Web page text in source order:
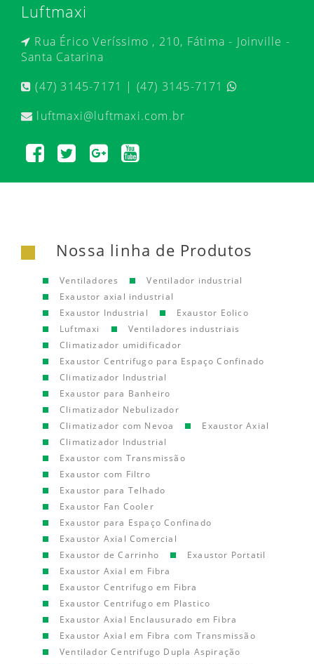
Luftmaxi
Rua Érico Veríssimo , 210, Fátima - Joinville -
Santa Catarina
(47) 3145-7171 | (47) 3145-7171
luftmaxi@luftmaxi.com.br
Nossa linha de Produtos
Ventiladores
Ventilador industrial
Exaustor axial industrial
Exaustor Industrial
Exaustor Eolico
Luftmaxi
Ventiladores industriais
Climatizador umidificador
Exaustor Centrifugo para Espaço Confinado
Climatizador Industrial
Exaustor para Banheiro
Climatizador Nebulizador
Climatizador com Nevoa
Exaustor Axial
Climatizador Industrial
Exaustor com Transmissão
Exaustor com Filtro
Exaustor para Telhado
Exaustor Fan Cooler
Exaustor para Espaço Confinado
Exaustor Axial Comercial
Exaustor de Carrinho
Exaustor Portatil
Exaustor Axial em Fibra
Exaustor Centrifugo em Fibra
Exaustor Centrifugo em Plastico
Exaustor Axial Enclausurado em Fibra
Exaustor Axial em Fibra com Transmissão
Ventilador Centrifugo Dupla Aspiração